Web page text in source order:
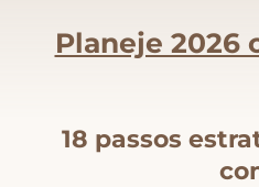
Planeje 2026
18 passos